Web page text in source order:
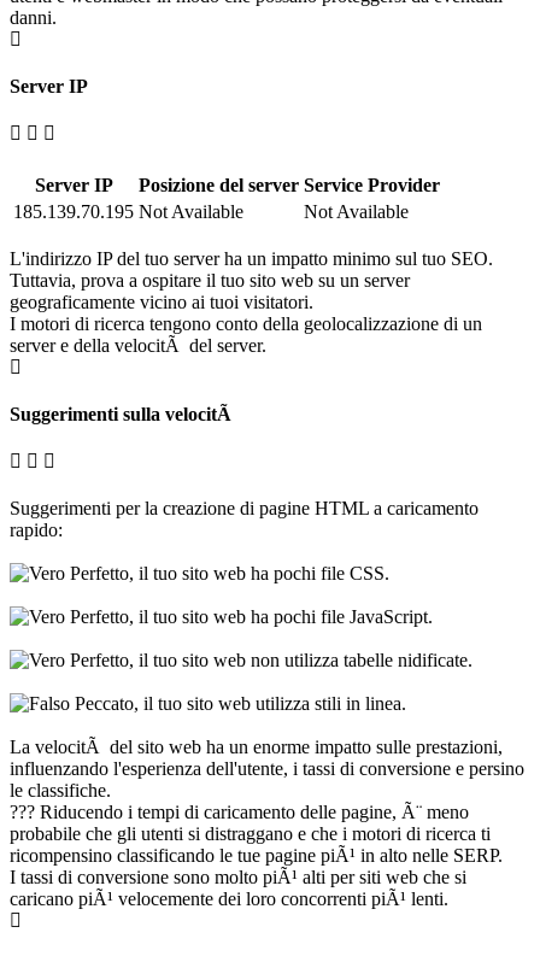
danni.
Server IP
Server IP Posizione del server Service Provider
185.139.70.195 Not Available Not Available
L'indirizzo IP del tuo server ha un impatto minimo sul tuo SEO.
Tuttavia, prova a ospitare il tuo sito web su un server
geograficamente vicino ai tuoi visitatori.
I motori di ricerca tengono conto della geolocalizzazione di un
server e della velocitÃ del server.
Suggerimenti sulla velocitÃ
Suggerimenti per la creazione di pagine HTML a caricamento
rapido:
Perfetto, il tuo sito web ha pochi file CSS.
Perfetto, il tuo sito web ha pochi file JavaScript.
Perfetto, il tuo sito web non utilizza tabelle nidificate.
Peccato, il tuo sito web utilizza stili in linea.
La velocitÃ del sito web ha un enorme impatto sulle prestazioni,
influenzando l'esperienza dell'utente, i tassi di conversione e persino
le classifiche.
??? Riducendo i tempi di caricamento delle pagine, Ã¨ meno
probabile che gli utenti si distraggano e che i motori di ricerca ti
ricompensino classificando le tue pagine piÃ¹ in alto nelle SERP.
I tassi di conversione sono molto piÃ¹ alti per siti web che si
caricano piÃ¹ velocemente dei loro concorrenti piÃ¹ lenti.